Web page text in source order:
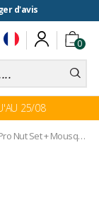
d'avis
0
25/08
Nut Set + Mousqueton